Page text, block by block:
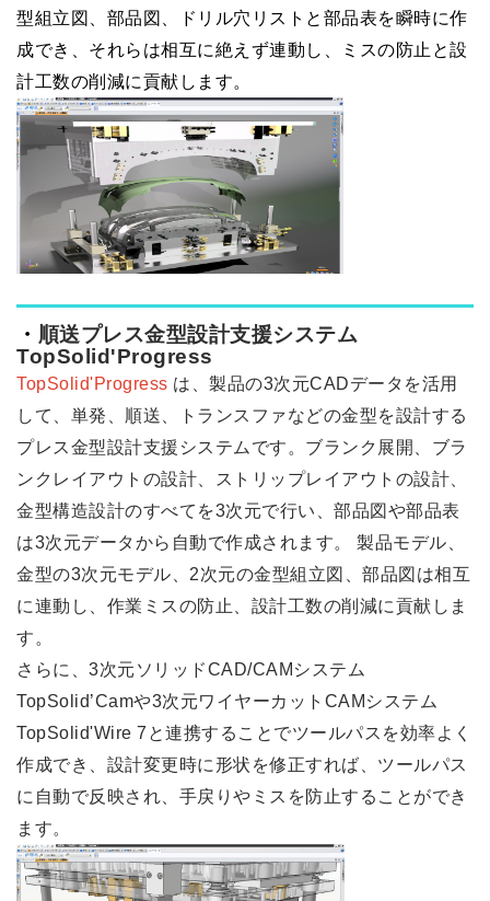
型組立図、部品図、ドリル穴リストと部品表を瞬時に作
成でき、それらは相互に絶えず連動し、ミスの防止と設
計工数の削減に貢献します。
・ 順送プレス金型設計支援システム
TopSolid'Progress
TopSolid'Progress は、製品の3次元CADデータを活用
して、単発、順送、トランスファなどの金型を設計する
プレス金型設計支援システムです。ブランク展開、ブラ
ンクレイアウトの設計、ストリップレイアウトの設計、
金型構造設計のすべてを3次元で行い、部品図や部品表
は3次元データから自動で作成されます。 製品モデル、
金型の3次元モデル、 2次元の金型組立図、部品図は相互
に連動し、作業ミスの防止、設計工数の削減に貢献しま
す。
さらに、 3次元ソリッドCAD/CAM システム
TopSolid’Camや3次元ワイヤーカット CAM システム
TopSolid'Wire 7 と連携することでツールパスを効率よく
作成でき、設計変更時に形状を修正すれば、ツールパス
に自動で反映され、手戻りやミスを防止することができ
ます。